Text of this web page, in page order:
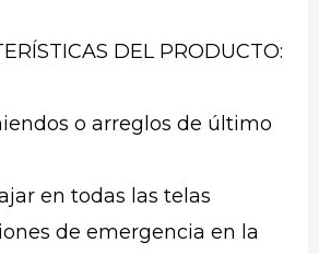
DEL PRODUCTO:
o arreglos de último
en todas las telas
de emergencia en la